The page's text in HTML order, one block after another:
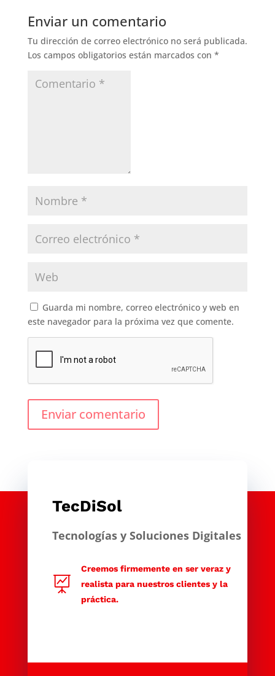
Enviar un comentario
Tu dirección de correo electrónico no será publicada.
Los campos obligatorios están marcados con *
Guarda mi nombre, correo electrónico y web en
este navegador para la próxima vez que comente.
Enviar comentario
TecDiSol
Tecnologías y Soluciones Digitales

Creemos firmemente en ser veraz y
realista para nuestros clientes y la
práctica.